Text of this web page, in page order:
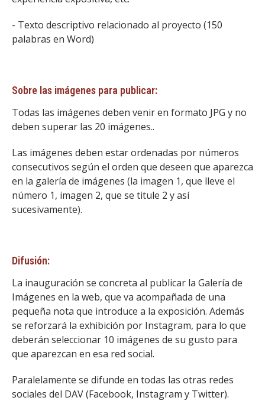
- Texto descriptivo relacionado al proyecto (150
palabras en Word)
Sobre las imágenes para publicar:
Todas las imágenes deben venir en formato JPG y no
deben superar las 20 imágenes..
Las imágenes deben estar ordenadas por números
consecutivos según el orden que deseen que aparezca
en la galería de imágenes (la imagen 1, que lleve el
número 1, imagen 2, que se titule 2 y así
sucesivamente).
Difusión:
La inauguración se concreta al publicar la Galería de
Imágenes en la web, que va acompañada de una
pequeña nota que introduce a la exposición. Además
se reforzará la exhibición por Instagram, para lo que
deberán seleccionar 10 imágenes de su gusto para
que aparezcan en esa red social.
Paralelamente se difunde en todas las otras redes
sociales del DAV (Facebook, Instagram y Twitter).